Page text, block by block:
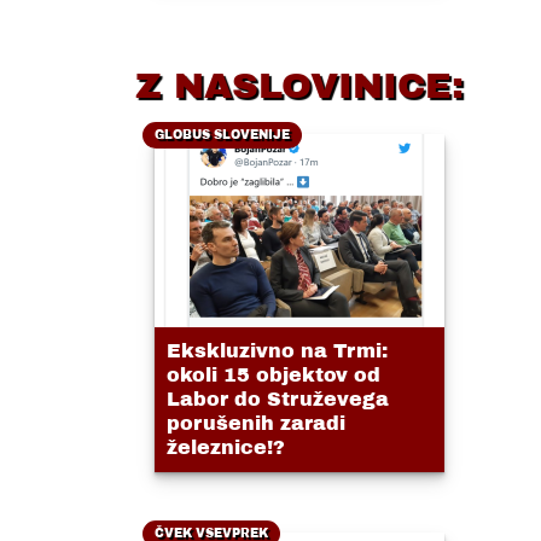
Z NASLOVINICE:
GLOBUS SLOVENIJE
Ekskluzivno na Trmi:
okoli 15 objektov od
Labor do Struževega
porušenih zaradi
železnice!?
ČVEK VSEVPREK